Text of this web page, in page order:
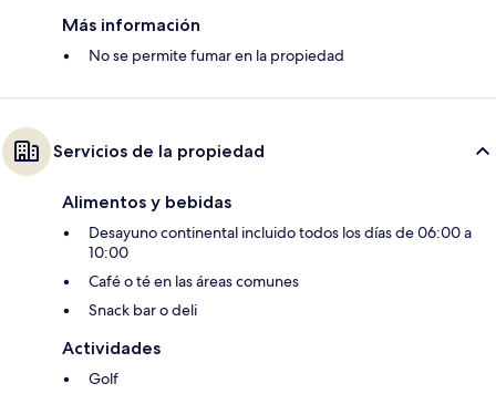
Más información
No se permite fumar en la propiedad
Servicios de la propiedad
Alimentos y bebidas
Desayuno continental incluido todos los días de 06:00 a
10:00
Café o té en las áreas comunes
Snack bar o deli
Actividades
Golf